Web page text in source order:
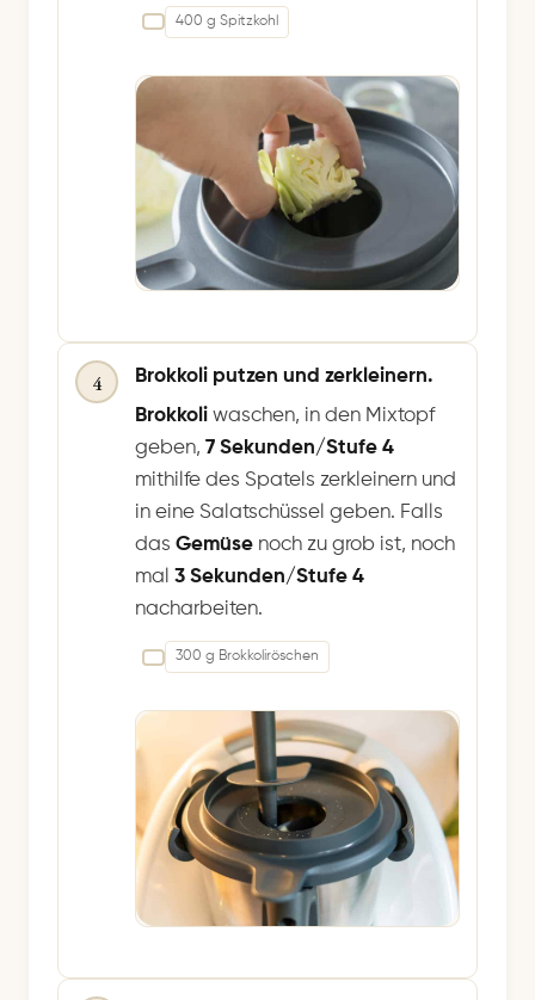
400 g Spitzkohl
4
Brokkoli putzen und zerkleinern.
Brokkoli waschen, in den Mixtopf
geben, 7 Sekunden/Stufe 4
mithilfe des Spatels zerkleinern und
in eine Salatschüssel geben. Falls
das Gemüse noch zu grob ist, noch
mal 3 Sekunden/Stufe 4
nacharbeiten.
300 g Brokkoliröschen